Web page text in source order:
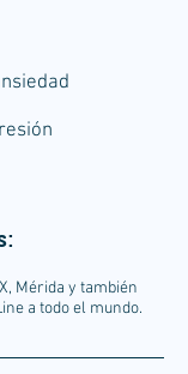
Mérida y también
a todo el mundo.